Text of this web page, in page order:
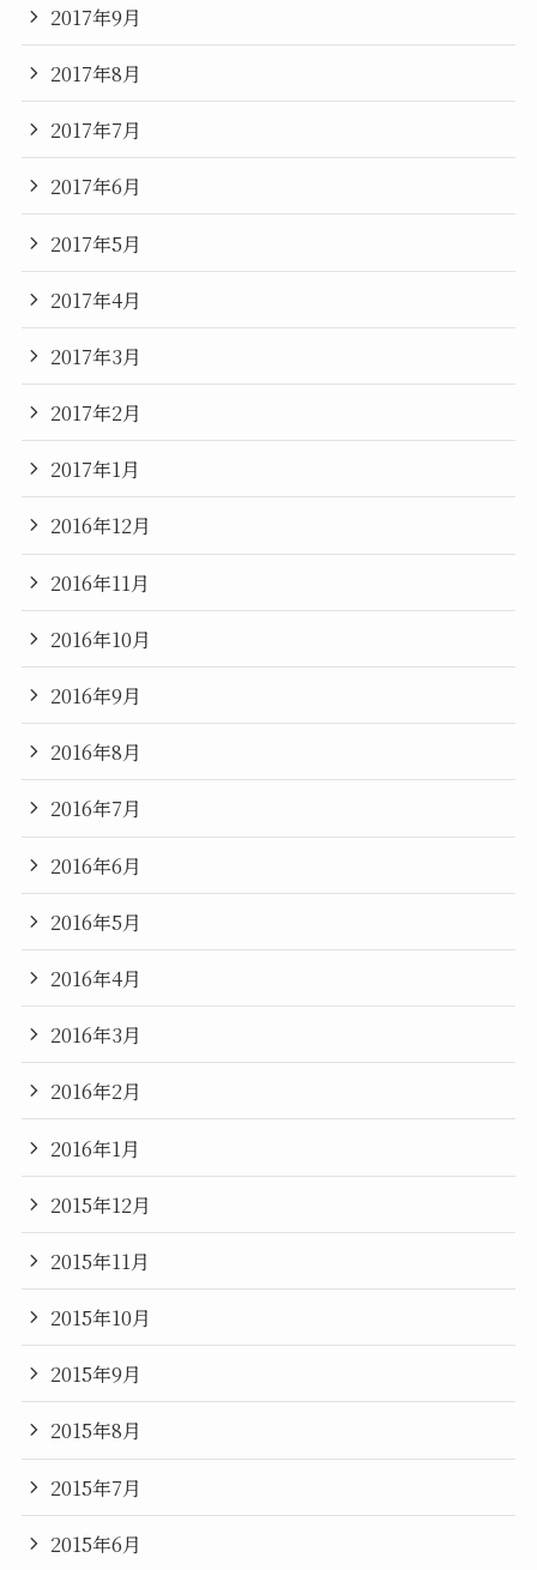
2017年9月
2017年8月
2017年7月
2017年6月
2017年5月
2017年4月
2017年3月
2017年2月
2017年1月
2016年12月
2016年11月
2016年10月
2016年9月
2016年8月
2016年7月
2016年6月
2016年5月
2016年4月
2016年3月
2016年2月
2016年1月
2015年12月
2015年11月
2015年10月
2015年9月
2015年8月
2015年7月
2015年6月